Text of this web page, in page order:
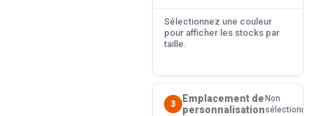
Sélectionnez une couleur
pour afficher les stocks par
taille.
3
Emplacement de
personnalisation
Non
sélectionné